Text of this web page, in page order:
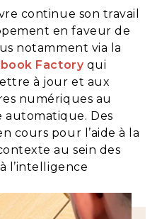
continue son travail
en faveur de
notamment via la
Factory qui
à jour et aux
numériques au
automatique. Des
cours pour l’aide à la
au sein des
l’intelligence